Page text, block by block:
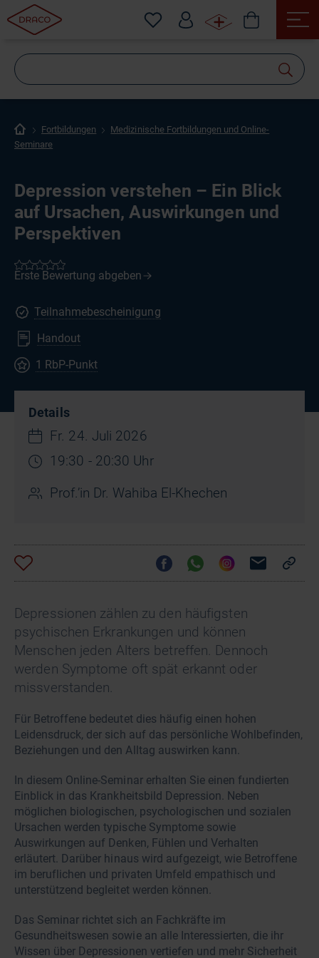
Fortbildungen
Medizinische Fortbildungen und Online-
Seminare
Depression verstehen – Ein Blick
auf Ursachen, Auswirkungen und
Perspektiven
Teilnahmebescheinigung
Handout
1 RbP-Punkt
Details
Fr. 24. Juli 2026
19:30 - 20:30 Uhr
Prof.’in Dr. Wahiba El-Khechen
Depressionen zählen zu den häufigsten
psychischen Erkrankungen und können
Menschen jeden Alters betreffen. Dennoch
werden Symptome oft spät erkannt oder
missverstanden.
Für Betroffene bedeutet dies häufig einen hohen
Leidensdruck, der sich auf das persönliche Wohlbefinden,
Beziehungen und den Alltag auswirken kann.
In diesem Online-Seminar erhalten Sie einen fundierten
Einblick in das Krankheitsbild Depression. Neben
möglichen biologischen, psychologischen und sozialen
Ursachen werden typische Symptome sowie
Auswirkungen auf Denken, Fühlen und Verhalten
erläutert. Darüber hinaus wird aufgezeigt, wie Betroffene
im beruflichen und privaten Umfeld empathisch und
unterstützend begleitet werden können.
Das Seminar richtet sich an Fachkräfte im
Gesundheitswesen sowie an alle Interessierten, die ihr
Wissen über Depressionen vertiefen und mehr Sicherheit
suchen